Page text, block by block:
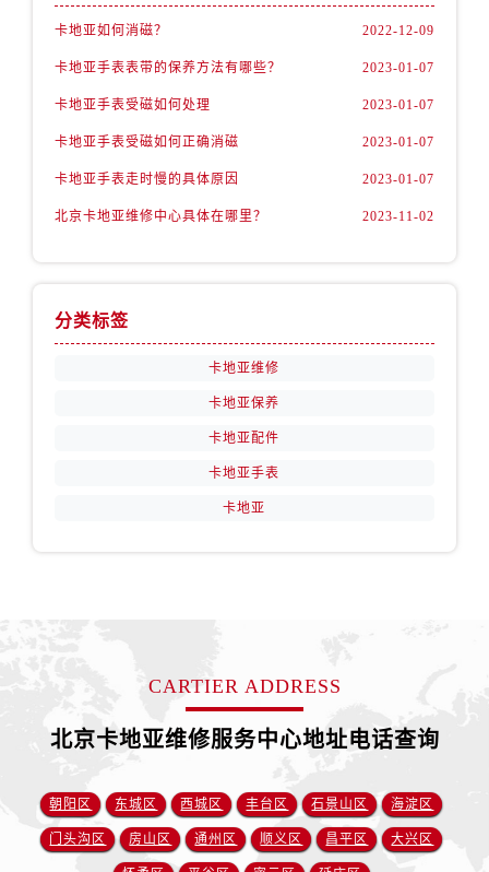
卡地亚如何消磁？ 2022-12-09
卡地亚手表表带的保养方法有哪些？ 2023-01-07
卡地亚手表受磁如何处理 2023-01-07
卡地亚手表受磁如何正确消磁 2023-01-07
卡地亚手表走时慢的具体原因 2023-01-07
北京卡地亚维修中心具体在哪里？ 2023-11-02
分类标签
卡地亚维修
卡地亚保养
卡地亚配件
卡地亚手表
卡地亚
CARTIER ADDRESS
北京卡地亚维修服务中心地址电话查询
朝阳区 东城区 西城区 丰台区 石景山区 海淀区
门头沟区 房山区 通州区 顺义区 昌平区 大兴区